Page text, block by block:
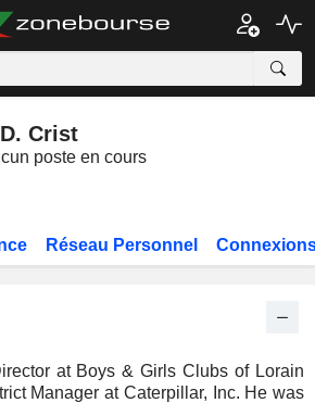
Crist
poste en cours
Réseau Personnel
at Boys & Girls Clubs of Lorain
Manager at Caterpillar, Inc. He was